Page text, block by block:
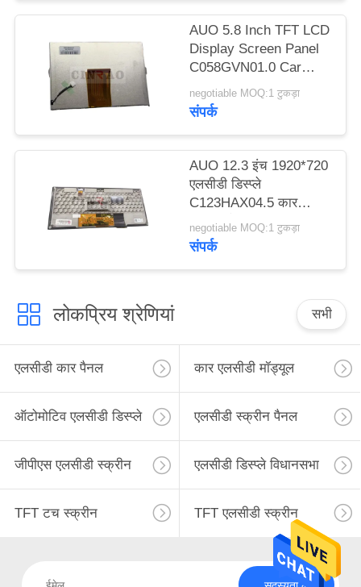
PRIVACY
POLICY
AUO 5.8 Inch TFT LCD
Display Screen Panel
C058GVN01.0 Car
GPS Navigation
negotiable MOQ:1 टुकड़ा
संपर्क
AUO 12.3 इंच 1920*720
एलसीडी डिस्प्ले
C123HAX04.5 कार
स्क्रीन पैनल WLED LVDS
जीपीएस नेविगेशन
negotiable MOQ:1 टुकड़ा
संपर्क
लोकप्रिय श्रेणियां सभी
एलसीडी कार पैनल कार एलसीडी मॉड्यूल
ऑटोमोटिव एलसीडी डिस्प्ले एलसीडी स्क्रीन पैनल
जीपीएस एलसीडी स्क्रीन एलसीडी डिस्प्ले विधानसभा
TFT टच स्क्रीन TFT एलसीडी स्क्रीन